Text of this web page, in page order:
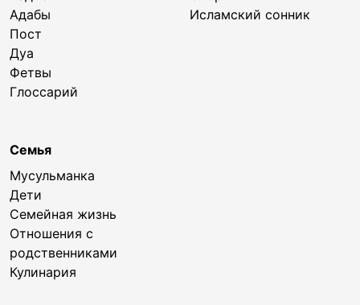
Адабы
Пост
Дуа
Фетвы
Глоссарий
Исламский сонник
Семья
Мусульманка
Дети
Семейная жизнь
Отношения с
родственниками
Кулинария